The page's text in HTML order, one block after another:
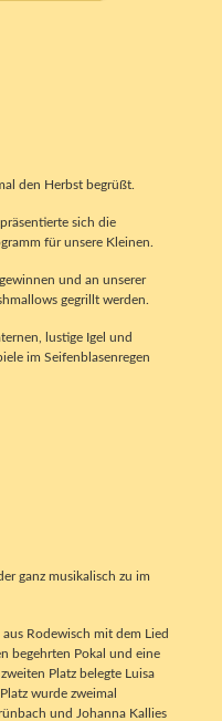
den Herbst begrüßt.
sich die
für unsere Kleinen.
und an unserer
gegrillt werden.
lustige Igel und
im Seifenblasenregen
ganz musikalisch zu im
Rodewisch mit dem Lied
begehrten Pokal und eine
Platz belegte Luisa
wurde zweimal
und Johanna Kallies